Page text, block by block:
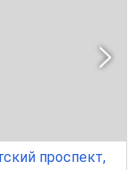
проспект,